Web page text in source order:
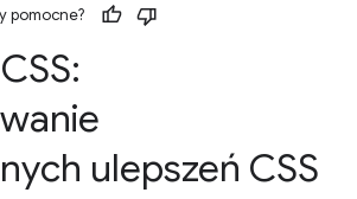
pomocne?
ulepszeń CSS